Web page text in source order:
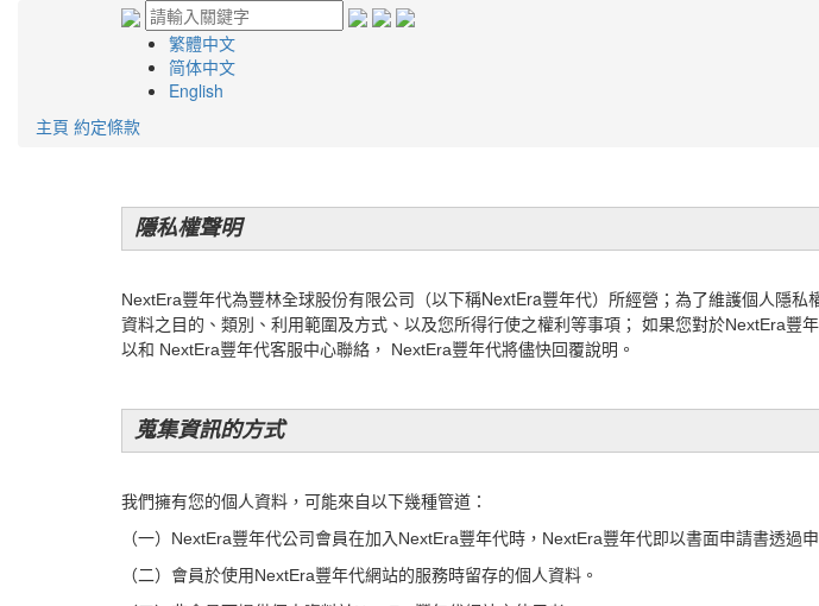
繁體中文
简体中文
English
主頁 約定條款
隱私權聲明
NextEra豐年代為豐林全球股份有限公司（以下稱NextEra豐年代）所經營；為了維護個人隱私
資料之目的、類別、利用範圍及方式、以及您所得行使之權利 等事項； 如果您對於NextEra豐
以和 NextEra豐年代客服中心聯絡， NextEra豐年代將儘快回覆說明。
蒐集資訊的方式
我們擁有您的個人資料，可能來自以下幾種管道：
（一） NextEra豐年代公司會員在加入 NextEra豐年代時， NextEra豐年代即以書面申請書透過
（二）會員於使用NextEra豐年代網站的服務時留存的個人資料。